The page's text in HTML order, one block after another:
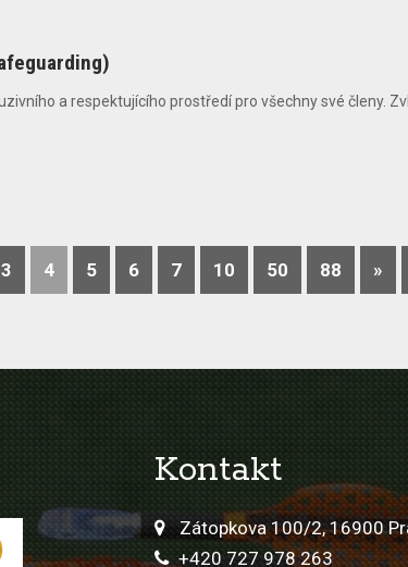
a respektujícího prostředí pro všechny své členy.
3 4 5 6 7 10 50 88 »
Kontakt
Zátopkova 100/2, 16900
+420 727 978 263